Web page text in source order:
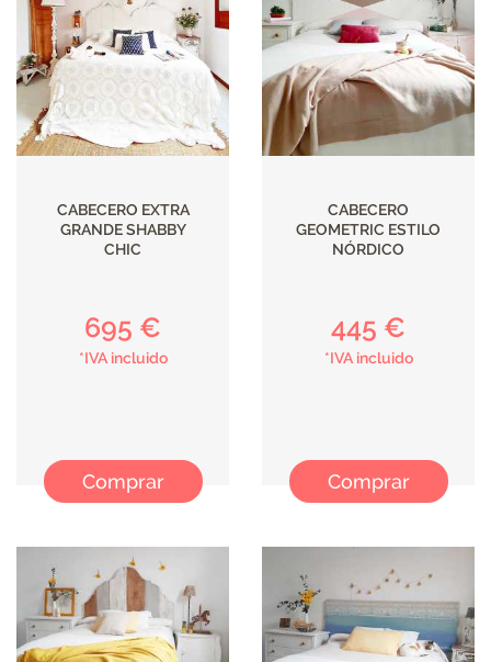
CABECERO EXTRA
GRANDE SHABBY
CHIC
695 €
*IVA incluido
Comprar
CABECERO
GEOMETRIC ESTILO
NÓRDICO
445 €
*IVA incluido
Comprar